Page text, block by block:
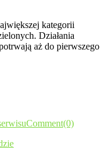
kategorii
Działania
aż do pierwszego
Comment(0)